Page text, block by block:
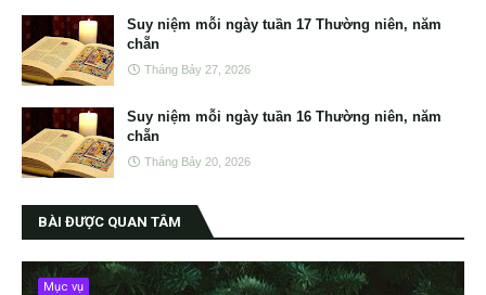
Suy niệm mỗi ngày tuần 17 Thường niên, năm
chẵn
Tháng Bảy 27, 2026
Suy niệm mỗi ngày tuần 16 Thường niên, năm
chẵn
Tháng Bảy 20, 2026
BÀI ĐƯỢC QUAN TÂM
Mục vụ